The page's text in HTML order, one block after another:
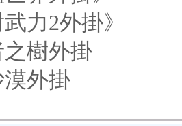
武力2外掛》
樹外掛
外掛